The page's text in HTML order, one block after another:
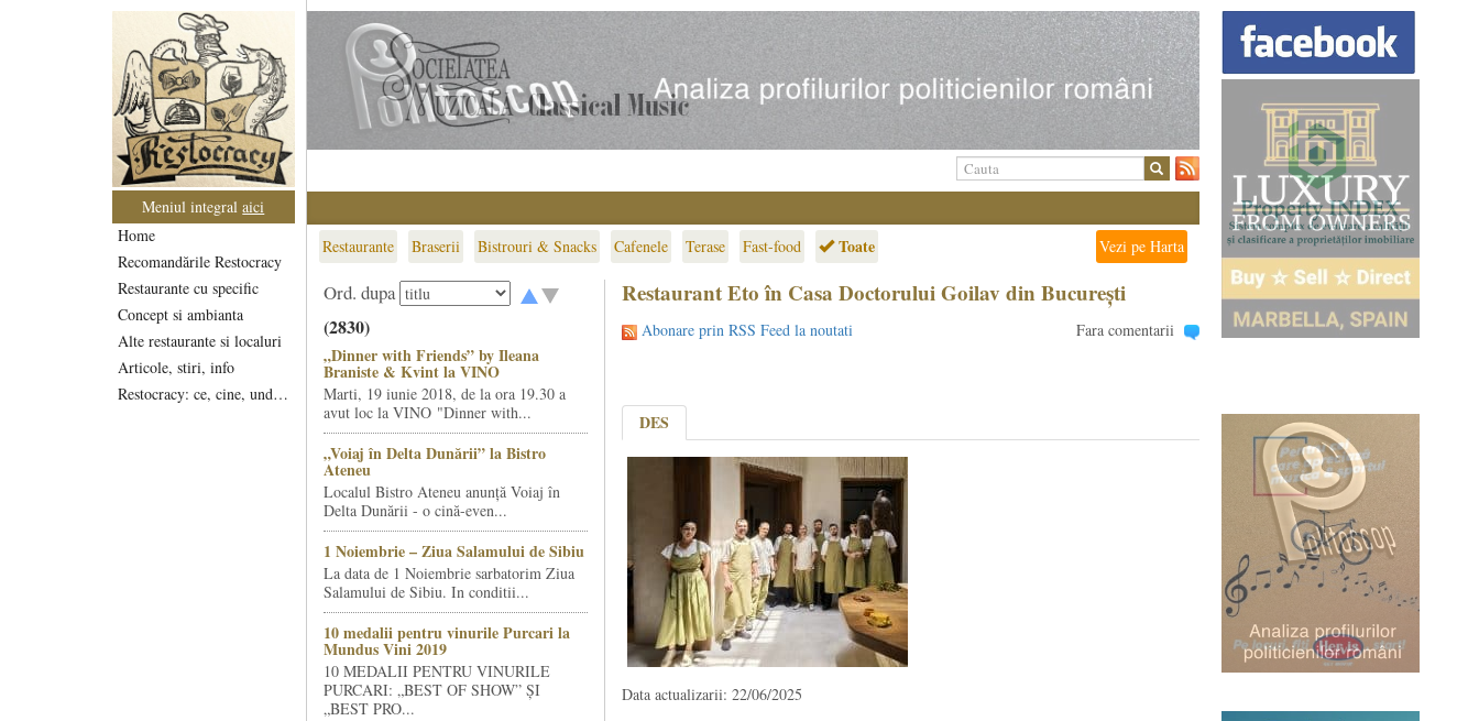
Meniul integralaici
Home
Recomandările Restocracy
Restaurante cu specific
Concept si ambianta
Alte restaurante si localuri
Articole, stiri, info
Restocracy: ce, cine, unde...
Restaurante Braserii Bistrouri & Snacks Cafenele Terase Fast-food Toate Vezi pe Harta
Ord. dupa
(2830)
„Dinner with Friends” by Ileana
Braniste & Kvint la VINO
Marti, 19 iunie 2018, de la ora 19.30 a
avut loc la VINO "Dinner with...
„Voiaj în Delta Dunării” la Bistro
Ateneu
Localul Bistro Ateneu anunță Voiaj în
Delta Dunării - o cină-even...
1 Noiembrie – Ziua Salamului de Sibiu
La data de 1 Noiembrie sarbatorim Ziua
Salamului de Sibiu. In conditii...
10 medalii pentru vinurile Purcari la
Mundus Vini 2019
10 MEDALII PENTRU VINURILE
PURCARI: „BEST OF SHOW” ȘI
„BEST PRO...
Restaurant Eto în Casa Doctorului Goilav din București
Abonare prin RSS Feed la noutati Fara comentarii
DES
Data actualizarii: 22/06/2025